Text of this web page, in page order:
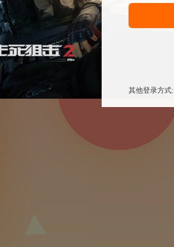
其他登录方式: